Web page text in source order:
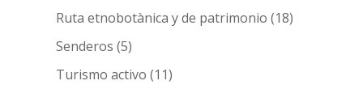
Ruta etnobotànica y de patrimonio (18)
Senderos (5)
Turismo activo (11)